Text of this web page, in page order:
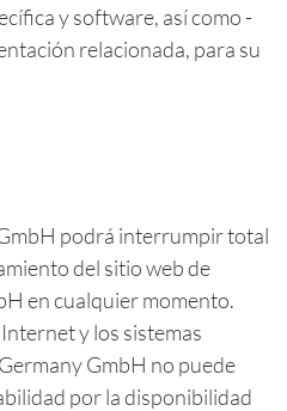
y software, así como -
relacionada, para su
podrá interrumpir total
del sitio web de
en cualquier momento.
y los sistemas
GmbH no puede
por la disponibilidad